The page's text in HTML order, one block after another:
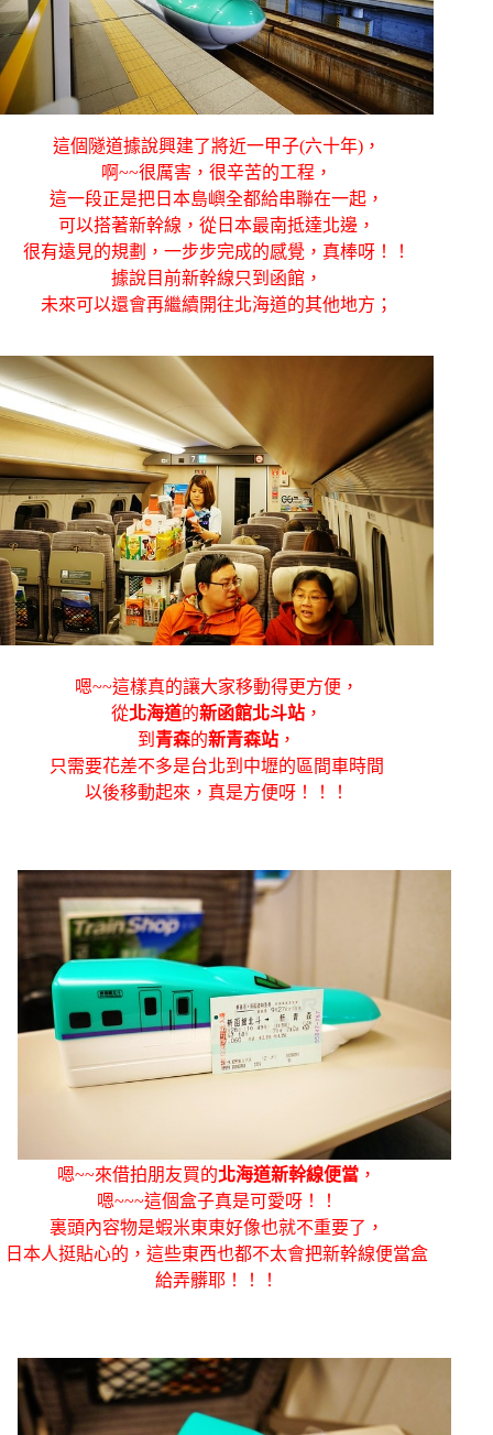
這個隧道據說興建了將近一甲子(六十年)，
啊~~很厲害，很辛苦的工程，
這一段正是把日本島嶼全都給串聯在一起，
可以搭著新幹線，從日本最南抵達北邊，
很有遠見的規劃，一步步完成的感覺，真棒呀！！
據說目前新幹線只到函館，
未來可以還會再繼續開往北海道的其他地方；
嗯~~這樣真的讓大家移動得更方便，
從北海道的新函館北斗站 ，
到 青森的新青森站 ，
只需要花差不多是台北到中壢的區間車時間
以後移動起來，真是方便呀！！！
嗯~~來借拍朋友買的北海道新幹線便當 ，
嗯~~~這個盒子真是可愛呀！！
裏頭內容物是蝦米東東好像也就不重要了，
日本人挺貼心的，這些東西也都不太會把新幹線便當盒
給弄髒耶！！！